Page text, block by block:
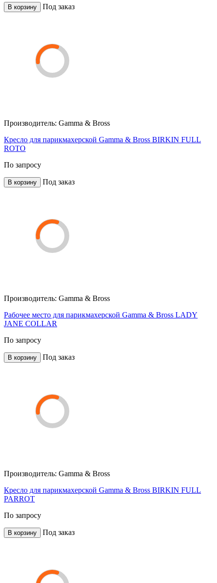
В корзину Под заказ
Производитель: Gamma & Bross
Кресло для парикмахерской Gamma & Bross BIRKIN FULL
ROTO
По запросу
В корзину Под заказ
Производитель: Gamma & Bross
Рабочее место для парикмахерской Gamma & Bross LADY
JANE COLLAR
По запросу
В корзину Под заказ
Производитель: Gamma & Bross
Кресло для парикмахерской Gamma & Bross BIRKIN FULL
PARROT
По запросу
В корзину Под заказ